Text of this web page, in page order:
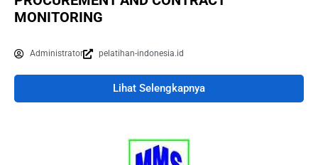
MONITORING
Administrator pelatihan-indonesia.id
Lihat Selengkapnya